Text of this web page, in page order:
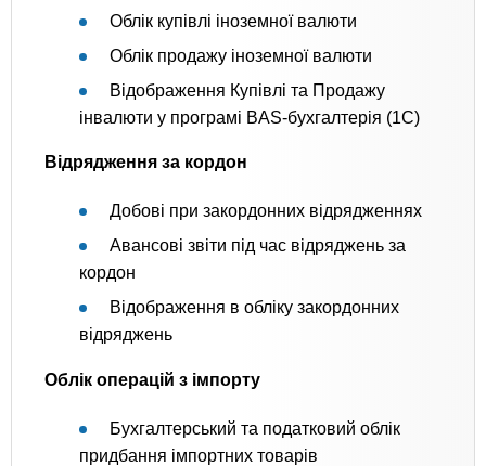
Облік купівлі іноземної валюти
Облік продажу іноземної валюти
Відображення Купівлі та Продажу
інвалюти у програмі BAS-бухгалтерія (1C)
Відрядження за кордон
Добові при закордонних відрядженнях
Авансові звіти під час відряджень за
кордон
Відображення в обліку закордонних
відряджень
Облік операцій з імпорту
Бухгалтерський та податковий облік
придбання імпортних товарів